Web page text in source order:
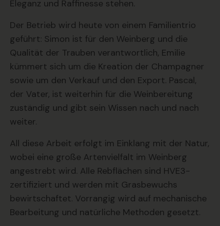
Eleganz und Raffinesse stehen.
Der Betrieb wird heute von einem Familientrio
geführt: Simon ist für den Weinberg und die
Qualität der Trauben verantwortlich, Emilie
kümmert sich um die Kreation der Champagner
sowie um den Verkauf und den Export. Pascal,
der Vater, ist weiterhin für die Weinbereitung
zuständig und gibt sein Wissen nach und nach
weiter.
All diese Arbeit erfolgt im Einklang mit der Natur,
wobei eine große Artenvielfalt im Weinberg
angestrebt wird. Alle Rebflächen sind HVE3-
zertifiziert und werden mit Grasbewuchs
bewirtschaftet. Vorrangig wird auf mechanische
Bearbeitung und natürliche Methoden gesetzt.